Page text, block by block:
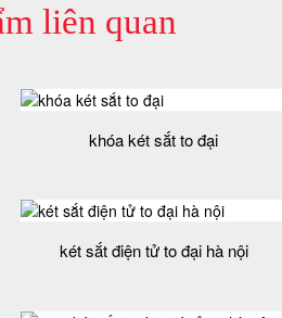
liên quan
khóa két sắt to đại
két sắt điện tử to đại hà nội